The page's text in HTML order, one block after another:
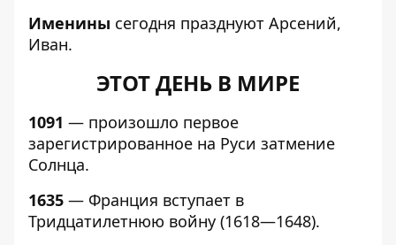
Именины сегодня празднуют Арсений,
Иван.
ЭТОТ ДЕНЬ В МИРЕ
1091 — произошло первое
зарегистрированное на Руси затмение
Солнца.
1635 — Франция вступает в
Тридцатилетнюю войну (1618—1648).